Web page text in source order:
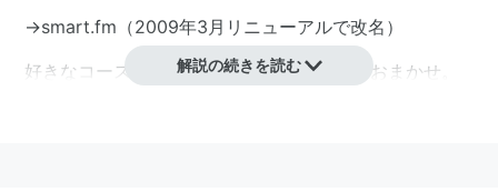
→smart.fm （2009年3月リニューアルで改名）
好きなコースを選んだら、あとはiKnow! におまかせ。
解説の続きを読む